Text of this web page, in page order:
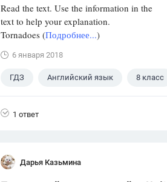
Read the text. Use the information in the
text to help your explanation.
Tornadoes (Подробнее...)
6 января 2018
ГДЗ Английский язык 8 класс
1 ответ
Дарья Казьмина